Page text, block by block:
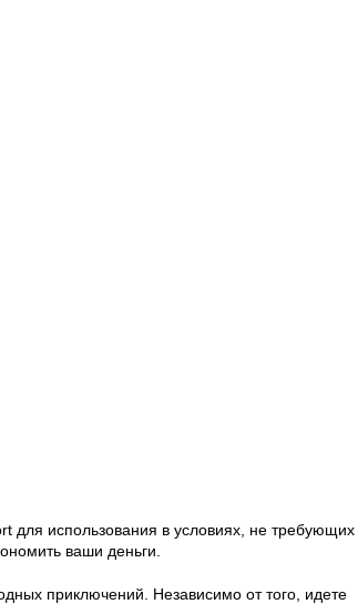
для использования в условиях, не требующих
ваши деньги.
приключений. Независимо от того, идете